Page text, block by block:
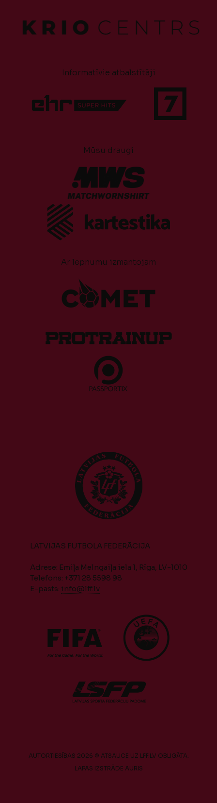
Informatīvie atbalstītāji
Mūsu draugi
Ar lepnumu izmantojam
LATVIJAS FUTBOLA FEDERĀCIJA
Adrese: Emiļa Melngaiļa iela 1, Rīga, LV-1010
Telefons: +371 28 5598 98
E-pasts: info@lff.lv
AUTORTIESĪBAS 2026 © ATSAUCE UZ LFF.LV OBLIGĀTA.
LAPAS IZSTRĀDE AURIS